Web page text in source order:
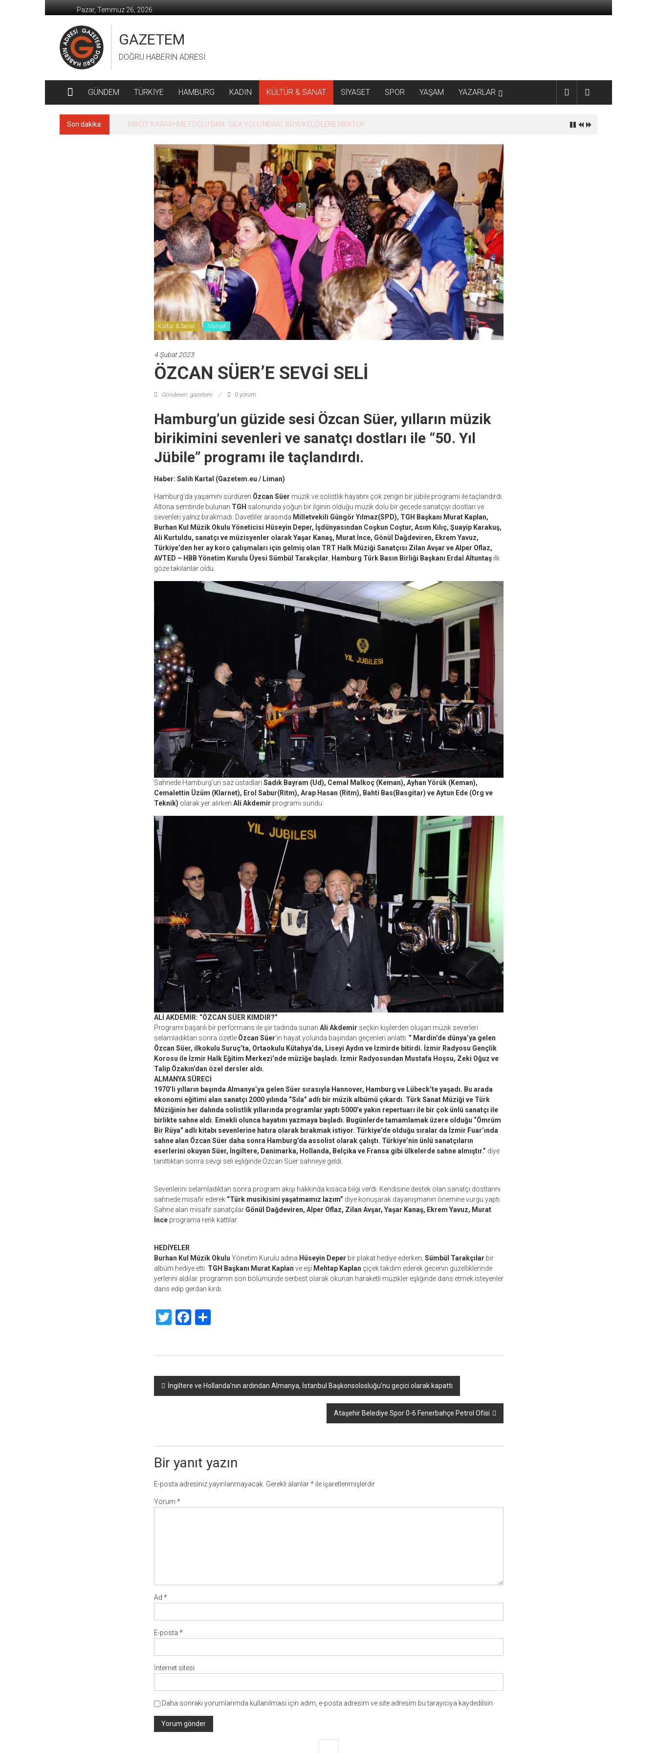
geç
Pazar, Temmuz 26, 2026
GAZETEM
DOĞRU HABERİN ADRESİ
GÜNDEM TÜRKİYE HAMBURG KADIN KÜLTÜR & SANAT SİYASET SPOR YAŞAM YAZARLAR
Son dakika: MACİT KARAAHMETOĞLU’DAN ‘SILA YOLU’NDAKİ ’BÜYÜKELÇİLERE MEKTUP
Kültür & Sanat Manşet
4 Şubat 2023
ÖZCAN SÜER’E SEVGİ SELİ
Gönderen: gazetem 0 yorum
Hamburg’un güzide sesi Özcan Süer, yılların müzik
birikimini sevenleri ve sanatçı dostları ile “50. Yıl
Jübile” programı ile taçlandırdı.
Haber: Salih Kartal (Gazetem.eu / Liman)
Hamburg’da yaşamını sürdüren Özcan Süer müzik ve solistlik hayatını çok zengin bir jübile programı ile taçlandırdı.
Altona semtinde bulunan TGH salonunda yoğun bir ilginin olduğu müzik dolu bir gecede sanatçıyı dostları ve
sevenleri yalnız bırakmadı. Davetliler arasında Milletvekili Güngör Yılmaz(SPD), TGH Başkanı Murat Kaplan,
Burhan Kul Müzik Okulu Yöneticisi Hüseyin Deper, İşdünyasından Coşkun Coştur, Asım Kılıç, Şuayip Karakuş,
Ali Kurtuldu, sanatçı ve müzisyenler olarak Yaşar Kanaş, Murat İnce, Gönül Dağdeviren, Ekrem Yavuz,
Türkiye’den her ay koro çalışmaları için gelmiş olan TRT Halk Müziği Sanatçısı Zilan Avşar ve Alper Oflaz,
AVTED – HBB Yönetim Kurulu Üyesi Sümbül Tarakçılar
Hamburg Türk Basın Birliği Başkanı Erdal Altuntaşilk
göze takılanlar oldu.
Sahnede Hamburg’un saz üstadları Sadık Bayram (Ud), Cemal Malkoç (Keman), Ayhan Yörük (Keman),
Cemalettin Üzüm (Klarnet), Erol Sabur(Ritm), Arap Hasan (Ritm), Bahti Bas(Basgitar) ve Aytun Ede (Org ve
Teknik) olarak yer alırken Ali Akdemir programı sundu.
ALİ AKDEMİR: “ÖZCAN SÜER KIMDIR?”
Programı başarılı bir performans ile şiir tadında sunan Ali Akdemir seçkin kişilerden oluşan müzik severleri
selamladıktan sonra özetle Özcan Süer‘in hayat yolunda başından geçenleri anlattı. ” Mardin’de dünya’ya gelen
Özcan Süer, ilkokulu Suruç’ta, Ortaokulu Kütahya’da, Liseyi Aydın ve İzmirde bitirdi. İzmir Radyosu Gençlik
Korosu ile İzmir Halk Eğitim Merkezi’nde müziğe başladı. İzmir Radyosundan Mustafa Hoşsu, Zeki Oğuz ve
Talip Özakın’dan özel dersler aldı.
ALMANYA SÜRECİ
1970’li yılların başında Almanya’ya gelen Süer sırasıyla Hannover, Hamburg ve Lübeck’te yaşadı. Bu arada
ekonomi eğitimi alan sanatçı 2000 yılında “Sıla” adlı bir müzik albümü çıkardı. Türk Sanat Müziği ve Türk
Müziğinin her dalında solistlik yıllarında programlar yaptı 5000’e yakın repertuarı ile bir çok ünlü sanatçı ile
birlikte sahne aldı. Emekli olunca hayatını yazmaya başladı. Bugünlerde tamamlamak üzere olduğu “Ömrüm
Bir Rüya” adlı kitabı sevenlerine hatıra olarak bırakmak istiyor. Türkiye’de olduğu sıralar da İzmir Fuar’ında
sahne alan Özcan Süer daha sonra Hamburg’da assolist olarak çalıştı. Türkiye’nin ünlü sanatçıların
eserlerini okuyan Süer, İngiltere, Danimarka, Hollanda, Belçika ve Fransa gibi ülkelerde sahne almıştır.” diye
tanıttıktan sonra sevgi seli eşliğinde Özcan Süer sahneye geldi.
Sevenlerini selamladıktan sonra program akışı hakkında kısaca bilgi verdi. Kendisine destek olan sanatçı dostlarını
sahnede misafir ederek “Türk musikisini yaşatmamız lazım” diye konuşarak dayanışmanın önemine vurgu yaptı.
Sahne alan misafir sanatçılar Gönül Dağdeviren, Alper Oflaz, Zilan Avşar, Yaşar Kanaş, Ekrem Yavuz, Murat
İnceprograma renk kattılar.
HEDİYELER
Burhan Kul Müzik Okulu Yönetim Kurulu adına Hüseyin Deper bir plakat hediye ederken, Sümbül Tarakçılar bir
albüm hediye etti. TGH Başkanı Murat Kaplan ve eşi Mehtap Kaplan çiçek takdim ederek gecenin güzelliklerinde
yerlerini aldılar. programın son bölümünde serbest olarak okunan haraketli müzikler eşliğinde dans etmek isteyenler
dans edip gerdan kırdı.
TwitterFacebook
Yazı
İngiltere ve Hollanda’nın ardından Almanya, İstanbul Başkonsolosluğu’nu geçici olarak kapattı
Ataşehir Belediye Spor 0-6 Fenerbahçe Petrol Ofisi
Bir yanıt yazın
E-posta adresiniz yayınlanmayacak. Gerekli alanlar*ile işaretlenmişlerdir
Yorum *
Ad *
E-posta *
İnternet sitesi
Daha sonraki yorumlarımda kullanılması için adım, e-posta adresim ve site adresim bu tarayıcıya kaydedilsin.